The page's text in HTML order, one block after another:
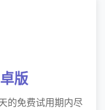
版
的免费试用期内尽